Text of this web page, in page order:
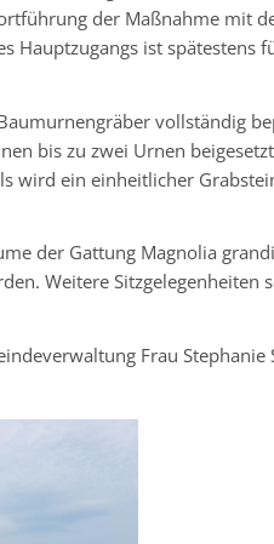
der Maßnahme mit
Hauptzugangs ist spätestens
vollständig
bis zu zwei Urnen
wird ein einheitlicher
der Gattung Magnolia
Weitere Sitzgelegenheiten
Frau